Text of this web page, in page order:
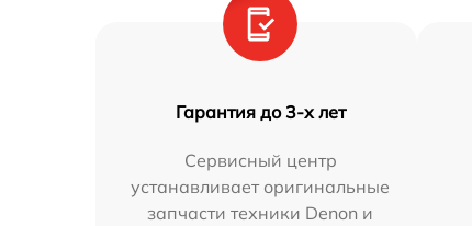
Гарантия до 3-х лет
Сервисный центр
устанавливает оригинальные
запчасти техники Denon и